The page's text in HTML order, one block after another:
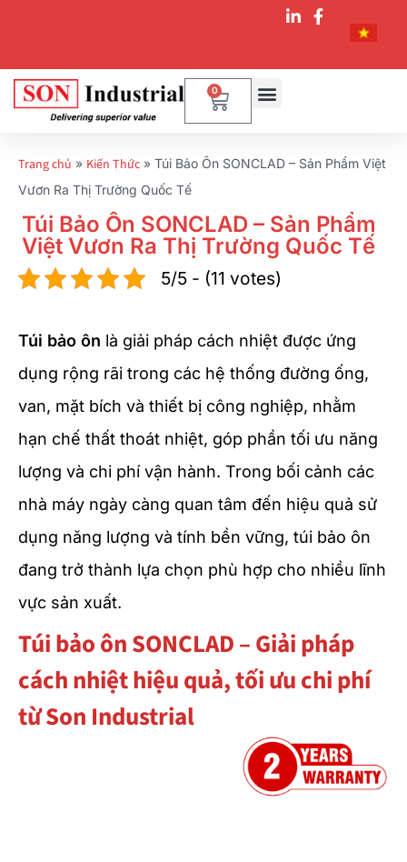
0
Trang chủ » Kiến Thức » Túi Bảo Ôn SONCLAD – Sản Phẩm Việt
Vươn Ra Thị Trường Quốc Tế
Túi Bảo Ôn SONCLAD – Sản Phẩm
Việt Vươn Ra Thị Trường Quốc Tế
5/5 - (11 votes)
Túi bảo ôn là giải pháp cách nhiệt được ứng
dụng rộng rãi trong các hệ thống đường ống,
van, mặt bích và thiết bị công nghiệp, nhằm
hạn chế thất thoát nhiệt, góp phần tối ưu năng
lượng và chi phí vận hành. Trong bối cảnh các
nhà máy ngày càng quan tâm đến hiệu quả sử
dụng năng lượng và tính bền vững, túi bảo ôn
đang trở thành lựa chọn phù hợp cho nhiều lĩnh
vực sản xuất.
Túi bảo ôn SONCLAD – Giải pháp
cách nhiệt hiệu quả, tối ưu chi phí
từ Son Industrial